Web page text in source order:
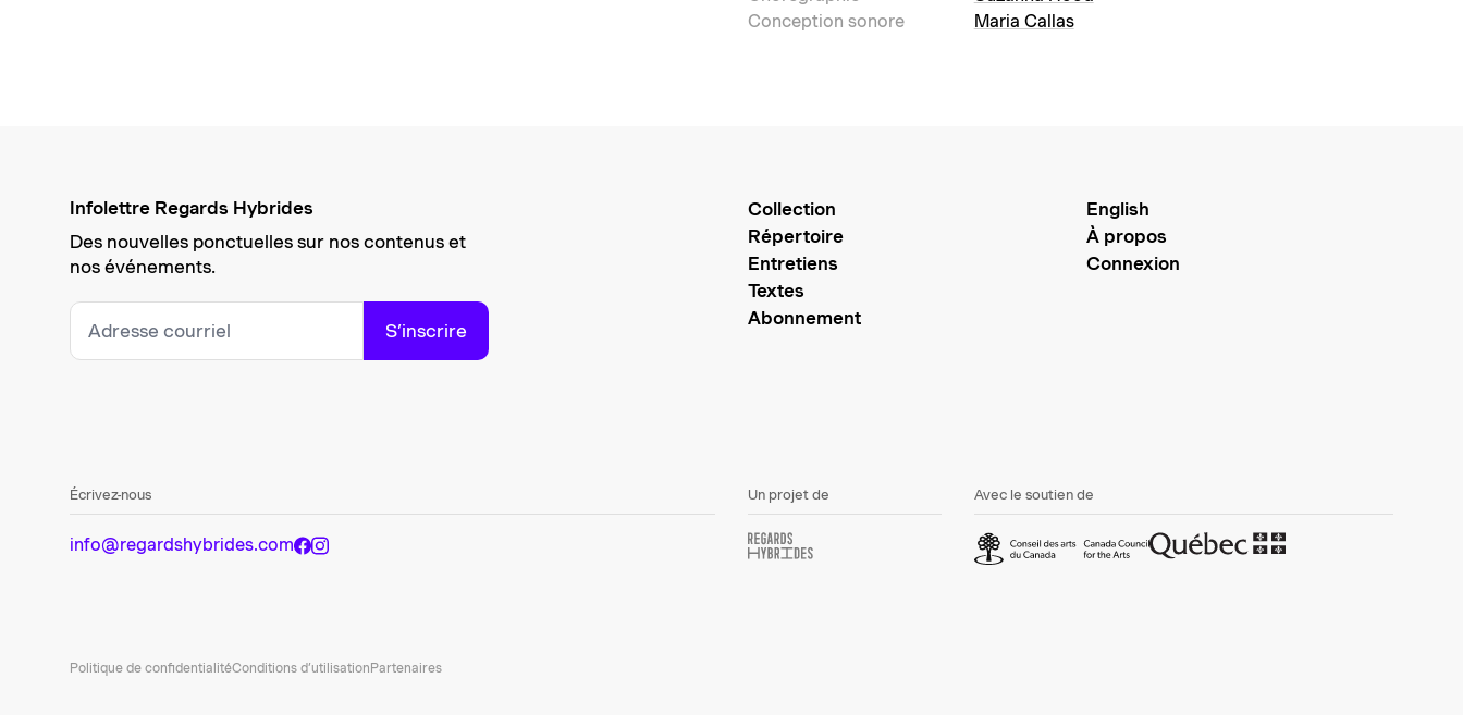
Conception sonore
Maria Callas
Infolettre Regards Hybrides
Des nouvelles ponctuelles sur nos contenus et
nos événements.
S’inscrire
Collection
Répertoire
Entretiens
Textes
Abonnement
English
À propos
Connexion
Écrivez-nous
info@regardshybrides.com
Un projet de Avec le soutien de
Politique de confidentialitéConditions d’utilisationPartenaires